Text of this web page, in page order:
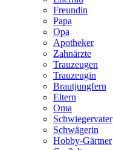
Freundin
Papa
Opa
Apotheker
Zahnärzte
Trauzeugen
Trauzeugin
Brautjungfern
Eltern
Oma
Schwiegervater
Schwägerin
Hobby-Gärtner